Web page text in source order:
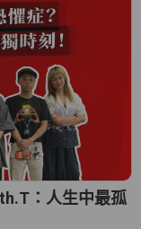
：人生中最孤